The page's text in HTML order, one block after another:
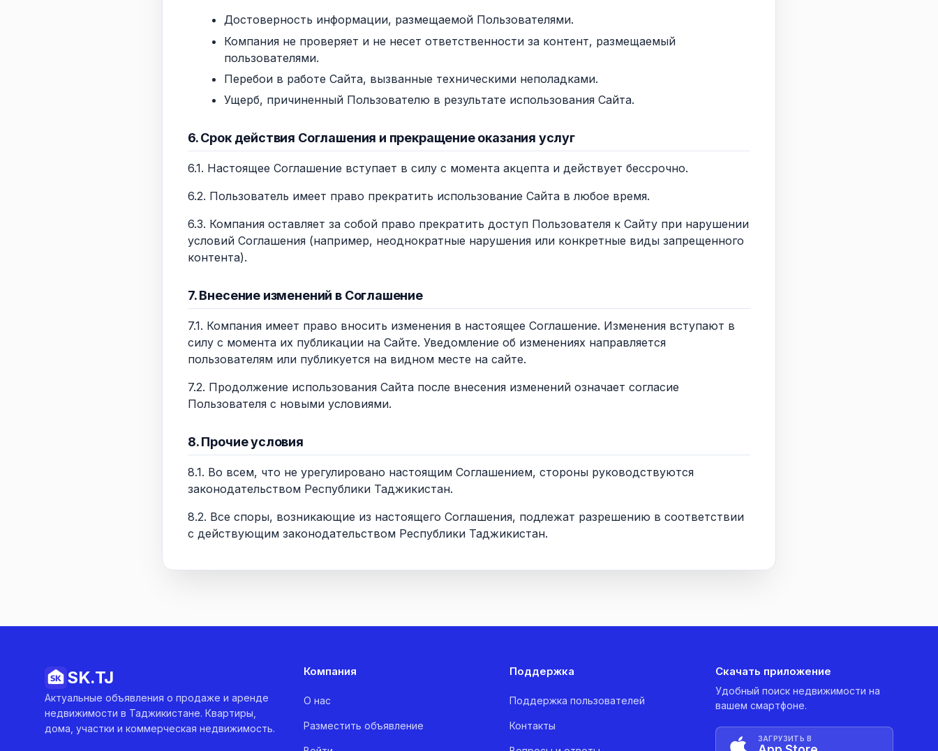
Достоверность информации, размещаемой Пользователями.
Компания не проверяет и не несет ответственности за контент, размещаемый
пользователями.
Перебои в работе Сайта, вызванные техническими неполадками.
Ущерб, причиненный Пользователю в результате использования Сайта.
6. Срок действия Соглашения и прекращение оказания услуг
6.1. Настоящее Соглашение вступает в силу с момента акцепта и действует бессрочно.
6.2. Пользователь имеет право прекратить использование Сайта в любое время.
6.3. Компания оставляет за собой право прекратить доступ Пользователя к Сайту при нарушении
условий Соглашения (например, неоднократные нарушения или конкретные виды запрещенного
контента).
7. Внесение изменений в Соглашение
7.1. Компания имеет право вносить изменения в настоящее Соглашение. Изменения вступают в
силу с момента их публикации на Сайте. Уведомление об изменениях направляется
пользователям или публикуется на видном месте на сайте.
7.2. Продолжение использования Сайта после внесения изменений означает согласие
Пользователя с новыми условиями.
8. Прочие условия
8.1. Во всем, что не урегулировано настоящим Соглашением, стороны руководствуются
законодательством Республики Таджикистан.
8.2. Все споры, возникающие из настоящего Соглашения, подлежат разрешению в соответствии
с действующим законодательством Республики Таджикистан.
SK.TJ
Актуальные объявления о продаже и аренде
недвижимости в Таджикистане. Квартиры,
дома, участки и коммерческая недвижимость.
Компания
О нас
Разместить объявление
Поддержка
Поддержка пользователей
Контакты
Скачать приложение
Удобный поиск недвижимости на
вашем смартфоне.
ЗАГРУЗИТЬ В